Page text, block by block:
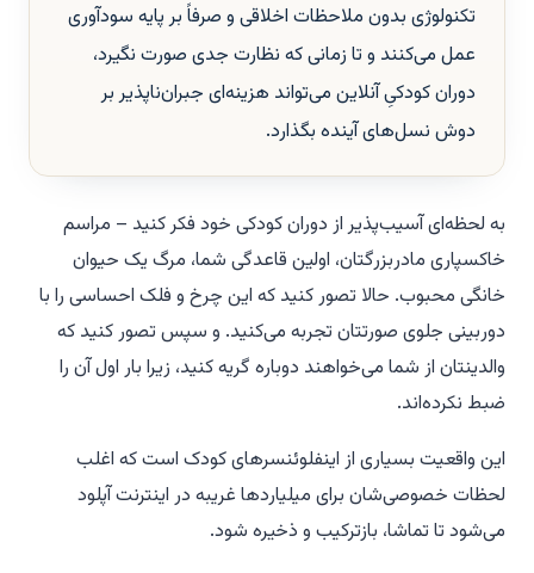
تکنولوژی بدون ملاحظات اخلاقی و صرفاً بر پایه سودآوری
عمل می‌کنند و تا زمانی که نظارت جدی صورت نگیرد،
دوران کودکیِ آنلاین می‌تواند هزینه‌ای جبران‌ناپذیر بر
دوش نسل‌های آینده بگذارد.
به لحظه‌ای آسیب‌پذیر از دوران کودکی خود فکر کنید – مراسم
خاکسپاری مادربزرگتان، اولین قاعدگی شما، مرگ یک حیوان
خانگی محبوب. حالا تصور کنید که این چرخ و فلک احساسی را با
دوربینی جلوی صورتتان تجربه می‌کنید. و سپس تصور کنید که
والدینتان از شما می‌خواهند دوباره گریه کنید، زیرا بار اول آن را
ضبط نکرده‌اند.
این واقعیت بسیاری از اینفلوئنسرهای کودک است که اغلب
لحظات خصوصی‌شان برای میلیاردها غریبه در اینترنت آپلود
می‌شود تا تماشا، بازترکیب و ذخیره شود.